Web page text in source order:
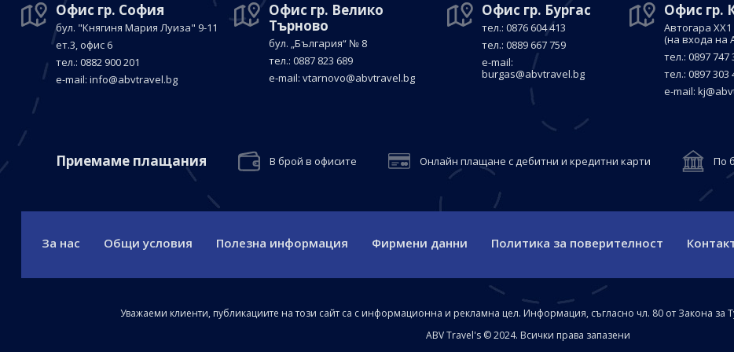
Офис гр. София
бул. "Княгиня Мария Луиза" 9-11
ет.3, офис 6
тел.: 0882 900 201
е-mail: info@abvtravel.bg
Офис гр. Велико
Търново
бул. „България“ № 8
тел.: 0887 823 689
е-mail: vtarnovo@abvtravel.bg
Офис гр. Бургас
тел.: 0876 604 413
тел.: 0889 667 759
е-mail:
burgas@abvtravel.bg
Офис гр.
Автогара ХХ1
(на входа на
тел.: 0897 747
тел.: 0897 303
е-mail:
Приемaме плащания В брой в офисите Онлайн плащане с дебитни и кредитни карти По
За нас Общи условия Полезна информация Фирмени данни Политика за поверителност
Уважаеми клиенти, публикациите на този сайт са с информационна и рекламна цел. Информация, съгласно чл. 80 от Закона
ABV Travel's © 2024. Всички права запазени